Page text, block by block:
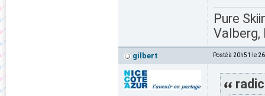
Pure
Valberg,
gilbert Posté à 20h51 le